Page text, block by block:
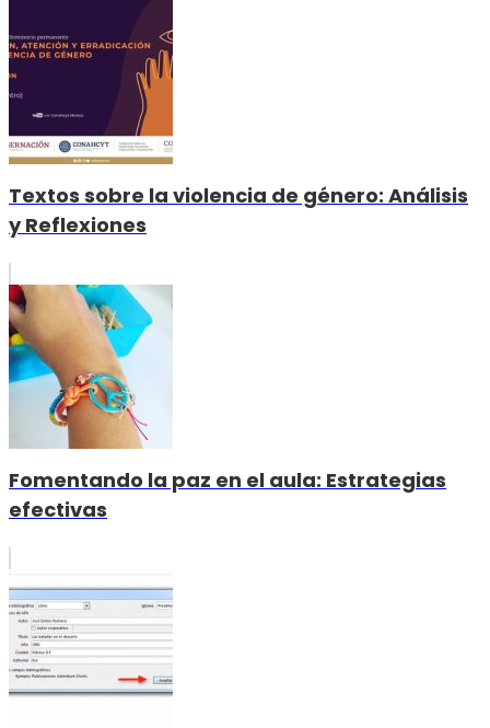
Textos sobre la violencia de género: Análisis
y Reflexiones
Fomentando la paz en el aula: Estrategias
efectivas